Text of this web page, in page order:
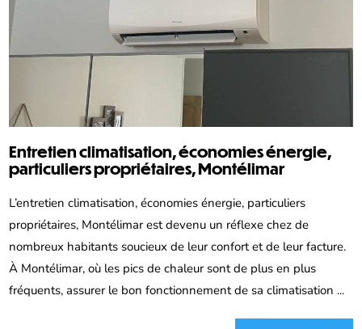
Entretien climatisation, économies énergie,
particuliers propriétaires, Montélimar
L’entretien climatisation, économies énergie, particuliers
propriétaires, Montélimar est devenu un réflexe chez de
nombreux habitants soucieux de leur confort et de leur facture.
À Montélimar, où les pics de chaleur sont de plus en plus
fréquents, assurer le bon fonctionnement de sa climatisation ...